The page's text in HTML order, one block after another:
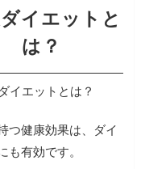
イエットと
は？
つ健康効果は、ダイ
も有効です。